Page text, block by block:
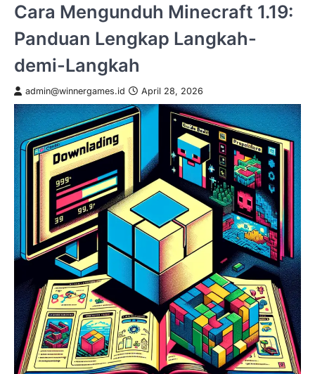
Cara Mengunduh Minecraft 1.19:
Panduan Lengkap Langkah-
demi-Langkah
admin@winnergames.id April 28, 2026